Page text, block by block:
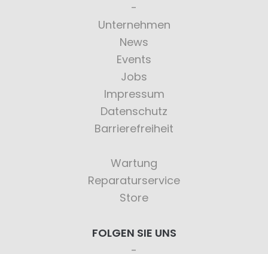
Unternehmen
News
Events
Jobs
Impressum
Datenschutz
Barrierefreiheit
Wartung
Reparaturservice
Store
FOLGEN SIE UNS